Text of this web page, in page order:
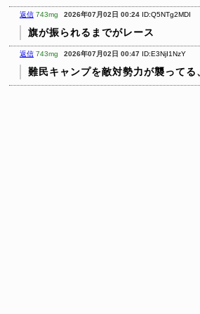
返信 743mg 2026年07月02日 00:24 ID:Q5NTg2MDI
旗が振られるまでがレース
返信 743mg 2026年07月02日 00:47 ID:E3NjI1NzY
難民キャンプを敵対勢力が襲ってる